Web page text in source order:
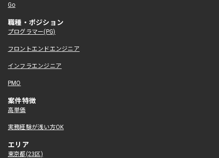
Go
職種・ポジション
プログラマー(PG)
フロントエンドエンジニア
インフラエンジニア
PMO
案件特徴
高単価
実務経験が浅い方OK
エリア
東京都(23区)